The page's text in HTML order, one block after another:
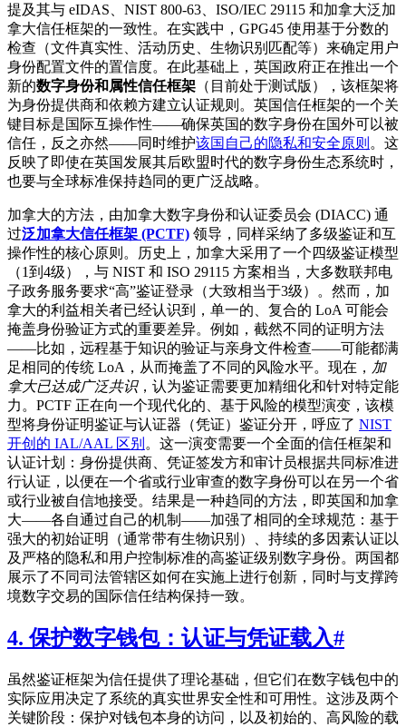
提及其与 eIDAS、NIST 800-63、ISO/IEC 29115 和加拿大泛加
拿大信任框架的一致性。在实践中，GPG45 使用基于分数的
检查（文件真实性、活动历史、生物识别匹配等）来确定用户
身份配置文件的置信度。在此基础上，英国政府正在推出一个
新的数字身份和属性信任框架 （目前处于测试版），该框架将
为身份提供商和依赖方建立认证规则。英国信任框架的一个关
键目标是国际互操作性——确保英国的数字身份在国外可以被
信任，反之亦然——同时维护该国自己的隐私和安全原则 。这
反映了即使在英国发展其后欧盟时代的数字身份生态系统时，
也要与全球标准保持趋同的更广泛战略。
加拿大的方法，由加拿大数字身份和认证委员会 (DIACC) 通
过泛加拿大信任框架 (PCTF) 领导，同样采纳了多级鉴证和互
操作性的核心原则。历史上，加拿大采用了一个四级鉴证模型
（1到4级），与 NIST 和 ISO 29115 方案相当，大多数联邦电
子政务服务要求“高”鉴证登录（大致相当于3级）。然而，加
拿大的利益相关者已经认识到，单一的、复合的 LoA 可能会
掩盖身份验证方式的重要差异。例如，截然不同的证明方法
——比如，远程基于知识的验证与亲身文件检查——可能都满
足相同的传统 LoA，从而掩盖了不同的风险水平。现在， 加
拿大已达成广泛共识，认为鉴证需要更加精细化和针对特定能
力。PCTF 正在向一个现代化的、基于风险的模型演变，该模
型将身份证明鉴证与认证器（凭证）鉴证分开，呼应了 NIST
开创的 IAL/AAL 区别 。这一演变需要一个全面的信任框架和
认证计划：身份提供商、凭证签发方和审计员根据共同标准进
行认证，以便在一个省或行业审查的数字身份可以在另一个省
或行业被自信地接受。结果是一种趋同的方法，即英国和加拿
大——各自通过自己的机制——加强了相同的全球规范：基于
强大的初始证明（通常带有生物识别）、持续的多因素认证以
及严格的隐私和用户控制标准的高鉴证级别数字身份。两国都
展示了不同司法管辖区如何在实施上进行创新，同时与支撑跨
境数字交易的国际信任结构保持一致。
4. 保护数字钱包：认证与凭证载入#
虽然鉴证框架为信任提供了理论基础，但它们在数字钱包中的
实际应用决定了系统的真实世界安全性和可用性。这涉及两个
关键阶段：保护对钱包本身的访问，以及初始的、高风险的载